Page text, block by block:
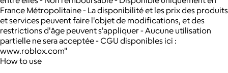
France Métropolitaine - La disponibilité et les prix des produits
et services peuvent faire l'objet de modifications, et des
restrictions d'âge peuvent s'appliquer - Aucune utilisation
partielle ne sera acceptée - CGU disponibles ici :
www.roblox.com"
How to use